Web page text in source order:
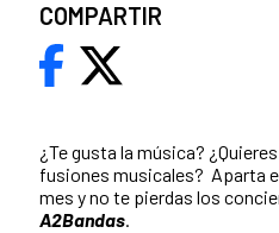
¿Te gusta la música?
fusiones musicales? Aparta
mes y no te pierdas los
A2Bandas.
COMPARTIR